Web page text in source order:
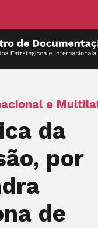
e
da
por
de